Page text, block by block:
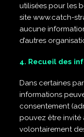
utilisées pour les
site www.catch-
aucune
d’autres
4. Recueil des
Dans certaines
informations
consentement
pouvez être invité
volontairement